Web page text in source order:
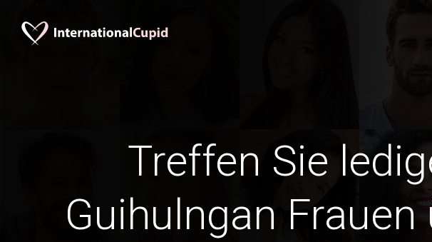
Treffen Sie
Guihulngan Frauen